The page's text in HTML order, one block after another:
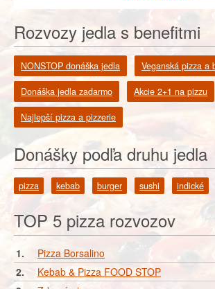
Rozvozy jedla s benefitmi
NONSTOP donáška jedla Veganská pizza a
Donáška jedla zadarmo Akcie 2+1 na pizzu
Najlepší pizza a pizzerie
Donášky podľa druhu jedla
pizza kebab burger sushi indické
TOP 5 pizza rozvozov
1. Pizza Borsalino
2.
Kebab & Pizza FOOD STOP